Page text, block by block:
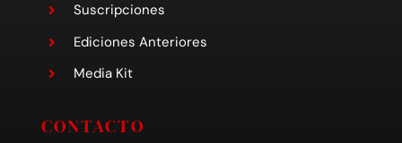
Suscripciones
Ediciones Anteriores
Media Kit
CONTACTO